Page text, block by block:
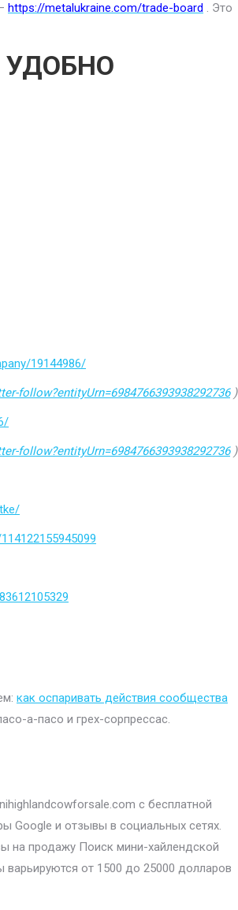
https://metalukraine.com/trade-board . Это
УДОБНО
19144986/
follow?entityUrn=6984766393938292736)
follow?entityUrn=6984766393938292736)
как оспаривать действия сообщества
а-пасо и грех-сорпрессас.
с бесплатной
Google и отзывы в социальных сетях.
на продажу Поиск мини-хайлендской
от 1500 до 25000 долларов